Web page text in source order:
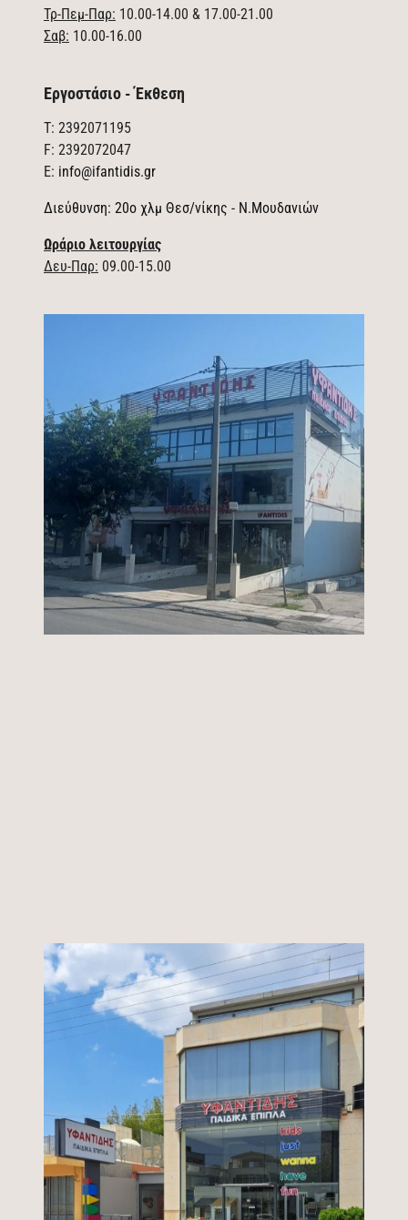
Τρ-Πεμ-Παρ: 10.00-14.00 & 17.00-21.00
Σαβ: 10.00-16.00
Εργοστάσιο - Έκθεση
T: 2392071195
F: 2392072047
E: info@ifantidis.gr
Διεύθυνση: 20ο χλμ Θεσ/νίκης - Ν.Μουδανιών
Ωράριο λειτουργίας
Δευ-Παρ: 09.00-15.00